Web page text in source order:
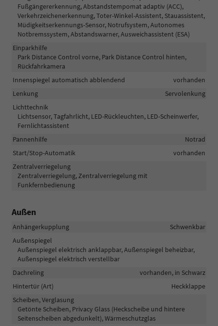
Fußgängererkennung, Abstandstempomat adaptiv (ACC),
Verkehrzeichenerkennung, Toter-Winkel-Assistent, Stauassistent,
Müdigkeitserkennungs-Sensor, Notrufsystem, Autonomes
Notbremssystem, Abstandswarner, Ausweichassistent (ESA)
Einparkhilfe
Park Distance Control vorne, Park Distance Control hinten,
Rückfahrkamera
Innenspiegel automatisch abblendend
vorhanden
Lenkung
Servolenkung
Lichttechnik
Lichtsensor, Tagfahrlicht, LED-Rückleuchten, LED-Scheinwerfer,
Fernlichtassistent
Pannenhilfe
Notrad
Start/Stop-Automatik
vorhanden
Zentralverriegelung
Zentralverriegelung, Zentralverriegelung mit
Funkfernbedienung
Außen
Anhängerkupplung
Schwenkbar
Außenspiegel
Außenspiegel elektrisch anklappbar, Außenspiegel beheizbar,
Außenspiegel elektrisch verstellbar
Dachreling
vorhanden, in Schwarz
Hintertür (Art)
Heckklappe
Scheiben, Verglasung
Getönte Scheiben, Privacy Glass (Heckscheibe und hintere
Seitenscheiben abgedunkelt), Wärmeschutzglas